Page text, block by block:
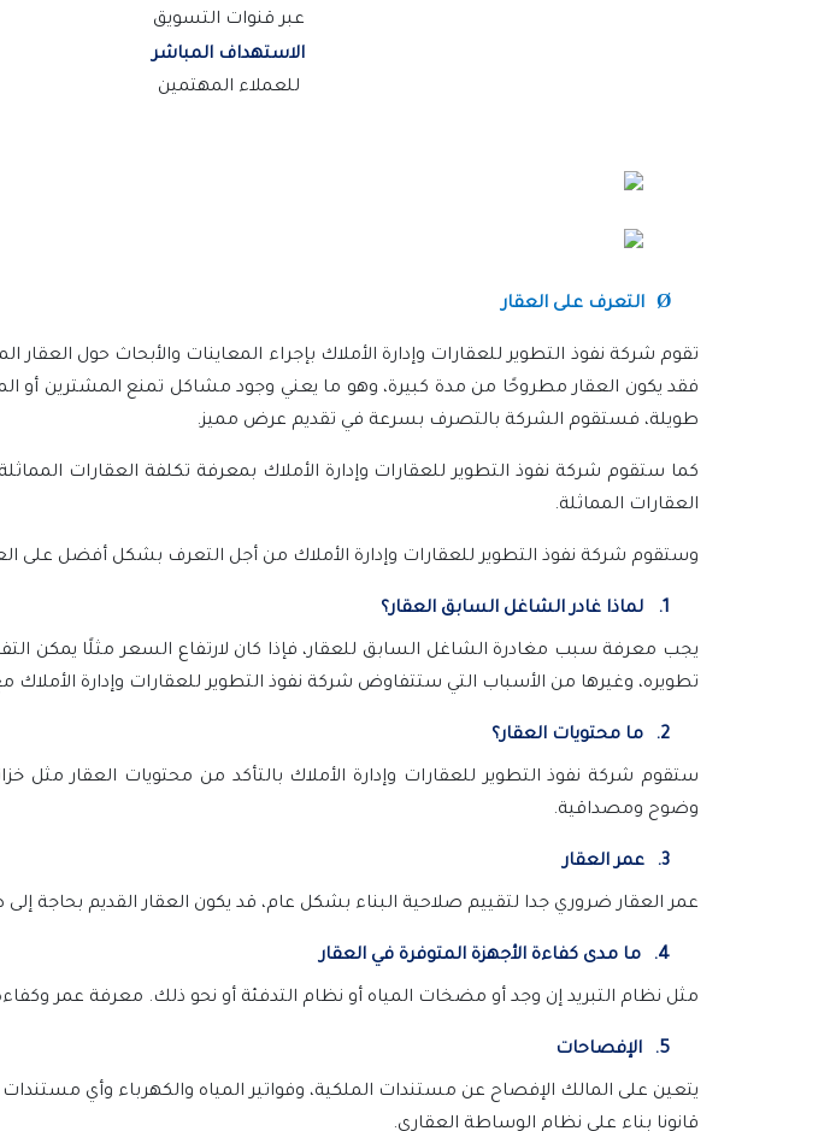
عبر قنوات التسويق
الاستهداف المباشر
للعملاء المهتمين
Ø التعرف على العقار
تقوم شركة نفوذ التطوير للعقارات وإدارة الأملاك بإجراء المعاينات والأبحاث حول
فقد يكون العقار مطروحًا من مدة كبيرة، وهو ما يعني وجود مشاكل تمنع المشترين أو
طويلة، فستقوم الشركة بالتصرف بسرعة في تقديم عرض مميز.
كما ستقوم شركة نفوذ التطوير للعقارات وإدارة الأملاك بمعرفة تكلفة العقارات
العقارات المماثلة.
وستقوم شركة نفوذ التطوير للعقارات وإدارة الأملاك من أجل التعرف بشكل أفضل على
1. لماذا غادر الشاغل السابق العقار؟
يجب معرفة سبب مغادرة الشاغل السابق للعقار، فإذا كان لارتفاع السعر مثلًا يمكن
تطويره، وغيرها من الأسباب التي ستتفاوض شركة نفوذ التطوير للعقارات وإدارة
2. ما محتويات العقار؟
ستقوم شركة نفوذ التطوير للعقارات وإدارة الأملاك بالتأكد من محتويات العقار مثل
وضوح ومصداقية.
3. عمر العقار
عمر العقار ضروري جدا لتقييم صلاحية البناء بشكل عام، قد يكون العقار القديم بحاجة
4. ما مدى كفاءة الأجهزة المتوفرة في العقار
مثل نظام التبريد إن وجد أو مضخات المياه أو نظام التدفئة أو نحو ذلك. معرفة عمر
5. الإفصاحات
يتعين على المالك الإفصاح عن مستندات الملكية، وفواتير المياه والكهرباء وأي
قانونا بناء على نظام الوساطة العقاري.